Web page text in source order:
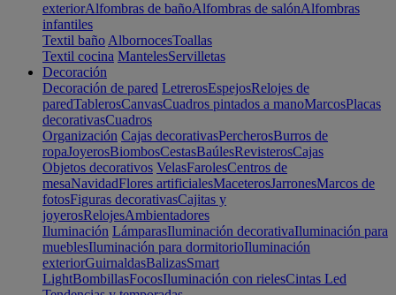
exteriorAlfombras de bañoAlfombras de salónAlfombras
infantiles
Textil baño AlbornocesToallas
Textil cocina MantelesServilletas
Decoración
Decoración de pared LetrerosEspejosRelojes de
paredTablerosCanvasCuadros pintados a manoMarcosPlacas
decorativasCuadros
Organización Cajas decorativasPercherosBurros de
ropaJoyerosBiombosCestasBaúlesRevisterosCajas
Objetos decorativos VelasFarolesCentros de
mesaNavidadFlores artificialesMaceterosJarronesMarcos de
fotosFiguras decorativasCajitas y
joyerosRelojesAmbientadores
Iluminación LámparasIluminación decorativaIluminación para
mueblesIluminación para dormitorioIluminación
exteriorGuirnaldasBalizasSmart
LightBombillasFocosIluminación con rielesCintas Led